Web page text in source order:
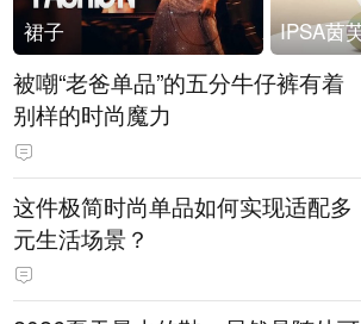
裙子
被嘲“老爸单品”的五分牛仔裤有着
别样的时尚魔力
这件极简时尚单品如何实现适配多
元生活场景？